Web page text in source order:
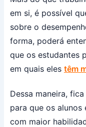
em si, é possível
sobre o
forma, poderá
que os estudantes
em quais eles têm
Dessa maneira,
para que os
com maior